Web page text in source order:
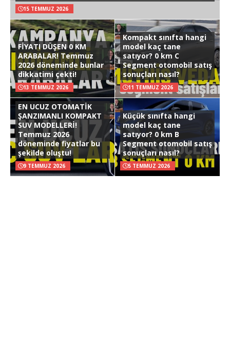
15 TEMMUZ 2026
FİYATI DÜŞEN 0 KM
ARABALAR! Temmuz
2026 döneminde bunlar
dikkatimi çekti!
13 TEMMUZ 2026
Kompakt sınıfta hangi
model kaç tane
satıyor? 0 km C
Segment otomobil satış
sonuçları nasıl?
11 TEMMUZ 2026
EN UCUZ OTOMATİK
ŞANZIMANLI KOMPAKT
SUV MODELLERİ!
Temmuz 2026
döneminde fiyatlar bu
şekilde oluştu!
9 TEMMUZ 2026
Küçük sınıfta hangi
model kaç tane
satıyor? 0 km B
Segment otomobil satış
sonuçları nasıl?
5 TEMMUZ 2026